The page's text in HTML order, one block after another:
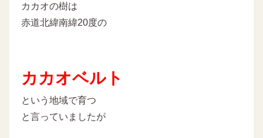
カカオの樹は
赤道北緯南緯20度の
カカオベルト
という地域で育つ
と言っていましたが